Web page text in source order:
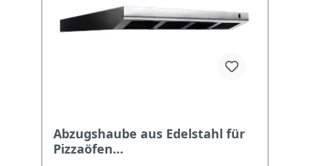
Abzugshaube aus Edelstahl für
Pizzaöfen